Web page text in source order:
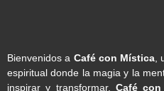
Bienvenidos a Café con Mística
espiritual donde la magia y la
inspirar y transformar. Café